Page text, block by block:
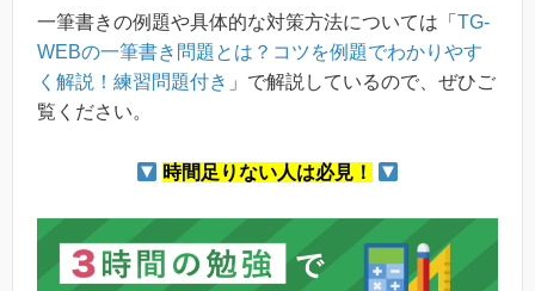
一筆書きの例題や具体的な対策方法については「 TG-
WEBの一筆書き問題とは？コツを例題でわかりやす
く解説！練習問題付き 」で解説しているので、ぜひご
覧ください。
時間足りない人は必見！